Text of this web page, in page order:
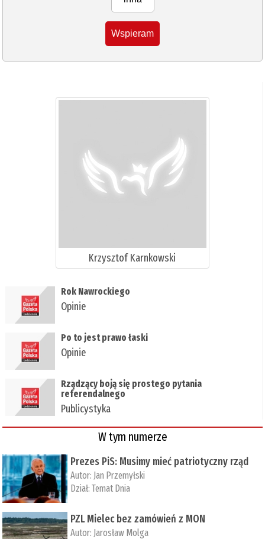
Wspieram
Krzysztof Karnkowski
Rok Nawrockiego
Opinie
Po to jest prawo łaski
Opinie
Rządzący boją się prostego pytania
referendalnego
Publicystyka
W tym numerze
Prezes PiS: Musimy mieć patriotyczny rząd
Autor: Jan Przemyłski
Dział:Temat Dnia
PZL Mielec bez zamówień z MON
Autor: Jarosław Molga